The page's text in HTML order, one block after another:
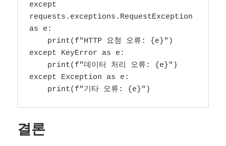
except
requests.exceptions.RequestException
as e:
except KeyError as e:
except Exception as e:
    print(f"기타 오류: {e}")
결론